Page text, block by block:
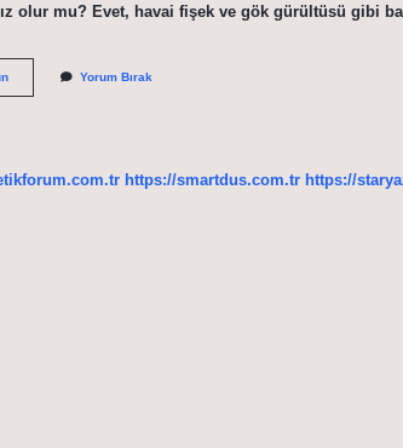
olur mu? Evet, havai fişek ve gök gürültüsü gibi
Köpekler
Hangi
Yorum Bırak
https://smartdus.com.tr https://